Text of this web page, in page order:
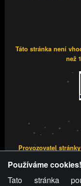
Táto stránka není
než
Provozovatel
stránky týče, ani
stránku, nemůže z
Používáme cookies!
Tato stránka